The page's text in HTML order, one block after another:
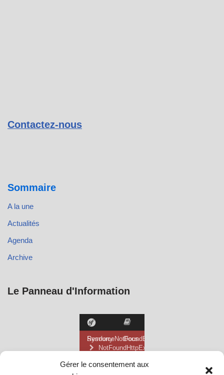
Gérer le consentement aux
Contactez-nous
Sommaire
A la une
Actualités
Agenda
Archive
Le Panneau d'Information